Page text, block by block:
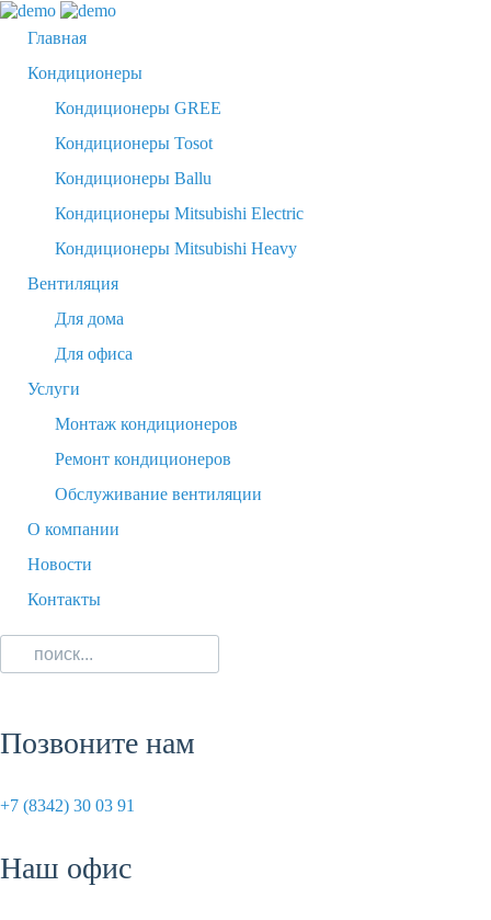
Главная
Кондиционеры
Кондиционеры GREE
Кондиционеры Tosot
Кондиционеры Ballu
Кондиционеры Mitsubishi Electric
Кондиционеры Mitsubishi Heavy
Вентиляция
Для дома
Для офиса
Услуги
Монтаж кондиционеров
Ремонт кондиционеров
Обслуживание вентиляции
О компании
Новости
Контакты
Позвоните нам
+7 (8342) 30 03 91
Наш офис